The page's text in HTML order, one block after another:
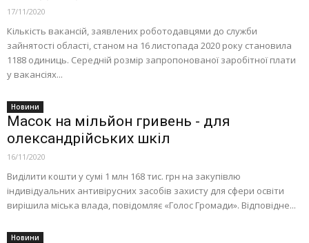
17/11/2020
Кількість вакансій, заявлених роботодавцями до служби
зайнятості області, станом на 16 листопада 2020 року становила
1188 одиниць. Середній розмір запропонованої заробітної плати
у вакансіях...
Новини
Масок на мільйон гривень - для
олександрійських шкіл
16/11/2020
Виділити кошти у сумі 1 млн 168 тис. грн на закупівлю
індивідуальних антивірусних засобів захисту для сфери освіти
вирішила міська влада, повідомляє «Голос Громади». Відповідне...
Новини